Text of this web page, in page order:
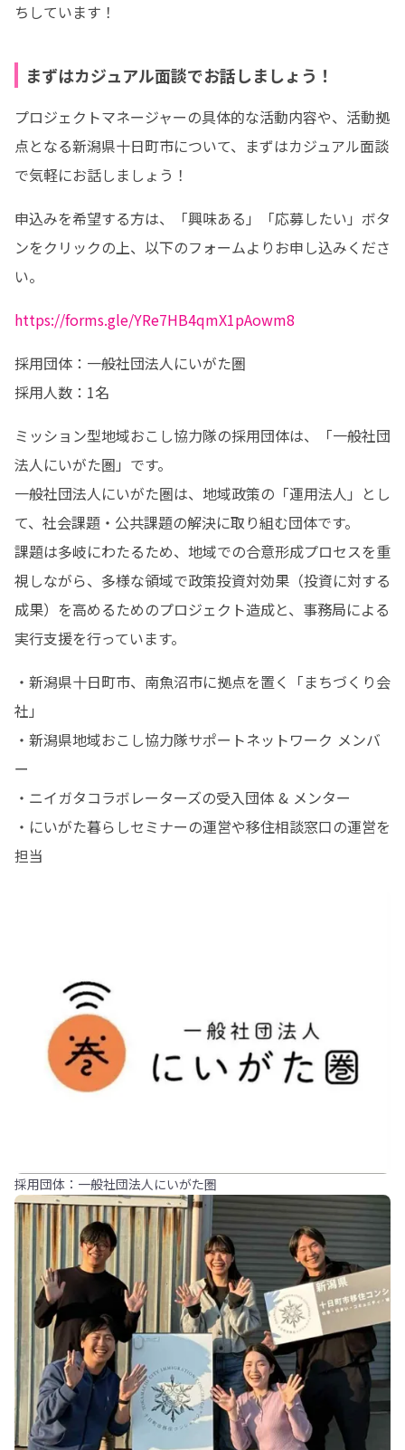
ちしています！
まずはカジュアル面談でお話しましょう！
プロジェクトマネージャーの具体的な活動内容や、活動拠
点となる新潟県十日町市について、まずはカジュアル面談
で気軽にお話しましょう！
申込みを希望する方は、「興味ある」「応募したい」ボタ
ンをクリックの上、以下のフォームよりお申し込みくださ
い。
https://forms.gle/YRe7HB4qmX1pAowm8
採用団体：一般社団法人にいがた圏
採用人数：1名
ミッション型地域おこし協力隊の採用団体は、「一般社団
法人にいがた圏」です。
一般社団法人にいがた圏は、地域政策の「運用法人」とし
て、社会課題・公共課題の解決に取り組む団体です。
課題は多岐にわたるため、地域での合意形成プロセスを重
視しながら、多様な領域で政策投資対効果（投資に対する
成果）を高めるためのプロジェクト造成と、事務局による
実行支援を行っています。
・新潟県十日町市、南魚沼市に拠点を置く「まちづくり会
社」
・新潟県地域おこし協力隊サポートネットワーク メンバ
ー
・ニイガタコラボレーターズの受入団体 & メンター
・にいがた暮らしセミナーの運営や移住相談窓口の運営を
担当
採用団体：一般社団法人にいがた圏